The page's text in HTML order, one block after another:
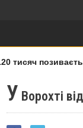
У Ворохті